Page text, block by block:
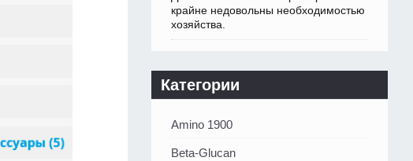
крайне недовольны необходимостью
хозяйства.
Категории
Amino 1900
Beta-Glucan